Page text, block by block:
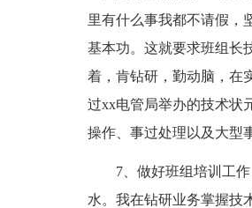
里有什么事我都不请假，
基本功。这就要求班组长
着，肯钻研，勤动脑，在
过xx电管局举办的技术状
操作、事过处理以及大型
7、做好班组培训工
水。我在钻研业务掌握技